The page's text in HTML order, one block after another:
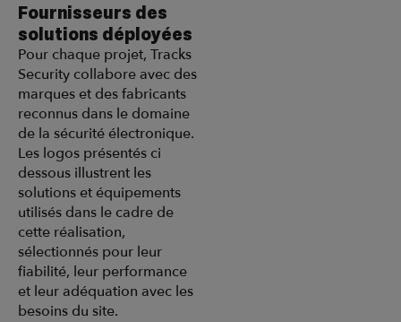
Fournisseurs des
solutions déployées
Pour chaque projet, Tracks
Security collabore avec des
marques et des fabricants
reconnus dans le domaine
de la sécurité électronique.
Les logos présentés ci
dessous illustrent les
solutions et équipements
utilisés dans le cadre de
cette réalisation,
sélectionnés pour leur
fiabilité, leur performance
et leur adéquation avec les
besoins du site.